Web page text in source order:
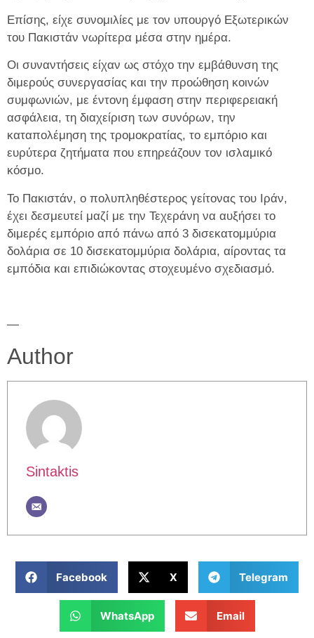
Επίσης, είχε συνομιλίες με τον υπουργό Εξωτερικών
του Πακιστάν νωρίτερα μέσα στην ημέρα.
Οι συναντήσεις είχαν ως στόχο την εμβάθυνση της
διμερούς συνεργασίας και την προώθηση κοινών
συμφωνιών, με έντονη έμφαση στην περιφερειακή
ασφάλεια, τη διαχείριση των συνόρων, την
καταπολέμηση της τρομοκρατίας, το εμπόριο και
ευρύτερα ζητήματα που επηρεάζουν τον ισλαμικό
κόσμο.
Το Πακιστάν, ο πολυπληθέστερος γείτονας του Ιράν,
έχει δεσμευτεί μαζί με την Τεχεράνη να αυξήσει το
διμερές εμπόριο από πάνω από 3 δισεκατομμύρια
δολάρια σε 10 δισεκατομμύρια δολάρια, αίροντας τα
εμπόδια και επιδιώκοντας στοχευμένο σχεδιασμό.
—
Author
Sintaktis
Facebook X Telegram
WhatsApp Email